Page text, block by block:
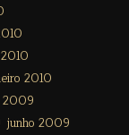
2010
2009
junho 2009